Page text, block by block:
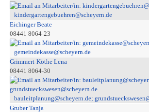
kindergartengebuehren@scheyern.de
Eichinger Beate
08441 8064-23
gemeindekasse@scheyern.de
Grimmert-Köthe Lena
08441 8064-30
bauleitplanung@scheyern.de;
Gruber Tanja